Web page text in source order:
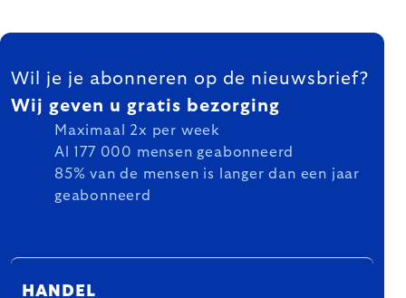
FOOTER
Wil je je abonneren op de nieuwsbrief?
Wij geven u gratis bezorging
Maximaal 2x per week
Al 177 000 mensen geabonneerd
85% van de mensen is langer dan een jaar
geabonneerd
HANDEL